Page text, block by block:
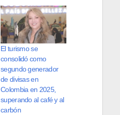
El turismo se
consolidó como
segundo generador
de divisas en
Colombia en 2025,
superando al café y al
carbón